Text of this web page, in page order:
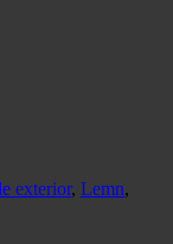
exterior, Lemn,